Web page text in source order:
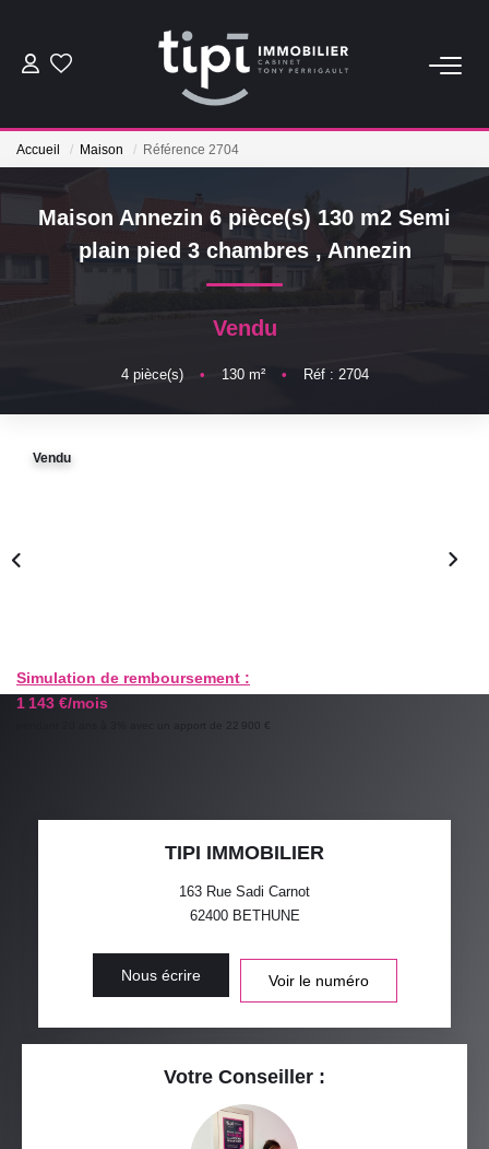
ACHETER
Nos Biens Locations
Nos Biens Loués
VENDRE
Accueil Maison Référence 2704
Maison Annezin 6 pièce(s) 130 m2 Semi
plain pied 3 chambres , Annezin
Vendu
4pièce(s) • 130m² • Réf : 2704
Vendu
Simulation de remboursement :
1 143 €/mois
pendant 20 ans à 3% avec un apport de 22 900 €
TIPI IMMOBILIER
163 Rue Sadi Carnot
62400 BETHUNE
Nous écrire Voir le numéro
Votre Conseiller :